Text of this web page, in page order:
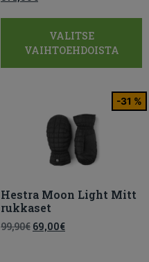
VALITSE
VAIHTOEHDOISTA
-31 %
Hestra Moon Light Mitt
rukkaset
99,90€ 69,00€